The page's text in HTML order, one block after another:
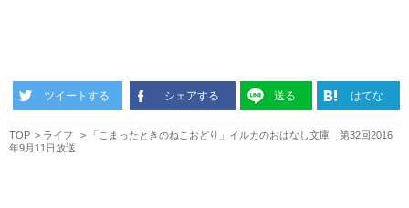
ツイートする シェアする 送る はてな
TOP ライフ
「こまったときのねこおどり」イルカのおはなし文庫 第32回2016
年9月11日放送